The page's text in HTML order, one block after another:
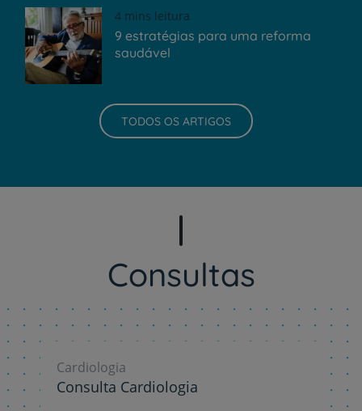
4 mins leitura
9 estratégias para uma reforma
saudável
TODOS OS ARTIGOS
Consultas
Cardiologia
Consulta Cardiologia